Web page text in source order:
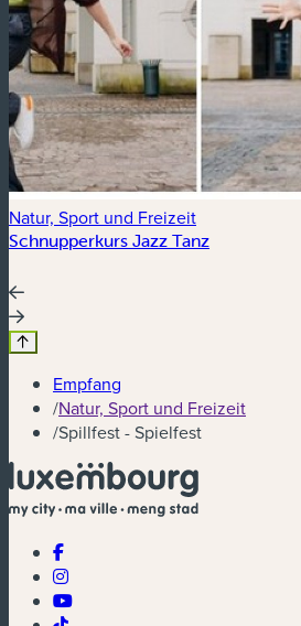
Natur, Sport und Freizeit
Schnupperkurs Jazz Tanz
Empfang
/Natur, Sport und Freizeit
/Spillfest - Spielfest